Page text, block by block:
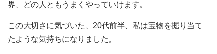
界、どの人ともうまくやっていけます。
この大切さに気づいた、20代前半、私は宝物を掘り当て
たような気持ちになりました。